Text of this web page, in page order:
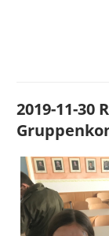
2019-11-30